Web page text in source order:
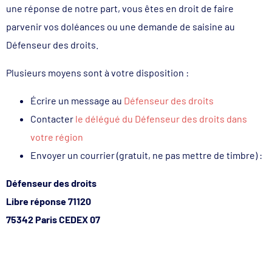
une réponse de notre part, vous êtes en droit de faire
parvenir vos doléances ou une demande de saisine au
Défenseur des droits.
Plusieurs moyens sont à votre disposition :
Écrire un message au Défenseur des droits
Contacter le délégué du Défenseur des droits dans
votre région
Envoyer un courrier (gratuit, ne pas mettre de timbre) :
Défenseur des droits
Libre réponse 71120
75342 Paris CEDEX 07